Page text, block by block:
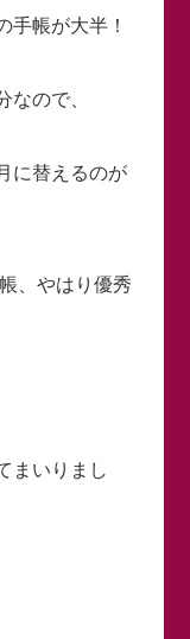
手帳が大半！
ので、
に替えるのが
、やはり優秀
まいりまし